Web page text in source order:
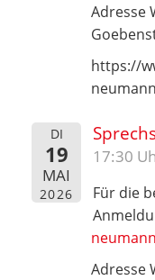
Adresse
https://
DI
19
MAI
2026
17:30
Für die
Adresse